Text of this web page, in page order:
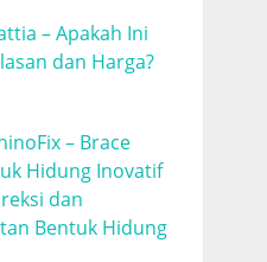
– Apakah Ini
dan Harga?
– Brace
Hidung Inovatif
dan
Bentuk Hidung